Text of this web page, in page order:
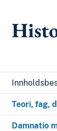
Teori, fag,
Damnatio